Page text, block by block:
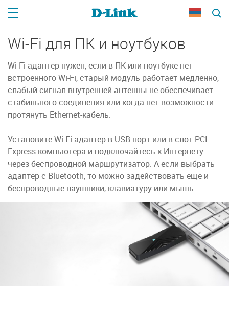
Wi-Fi для ПК и ноутбуков
Wi-Fi адаптер нужен, если в ПК или ноутбуке нет
встроенногоWi-Fi,старый модуль работает медленно,
слабый сигнал внутренней антенны не обеспечивает
стабильного соединения или когда нет возможности
протянуть Ethernet-кабель.
Установите Wi-Fi адаптер в USB-порт или в слот PCI
Express компьютера и подключайтесь к Интернету
через беспроводной маршрутизатор. А если выбрать
адаптер с Bluetooth, то можно задействовать еще и
беспроводные наушники, клавиатуру или мышь.